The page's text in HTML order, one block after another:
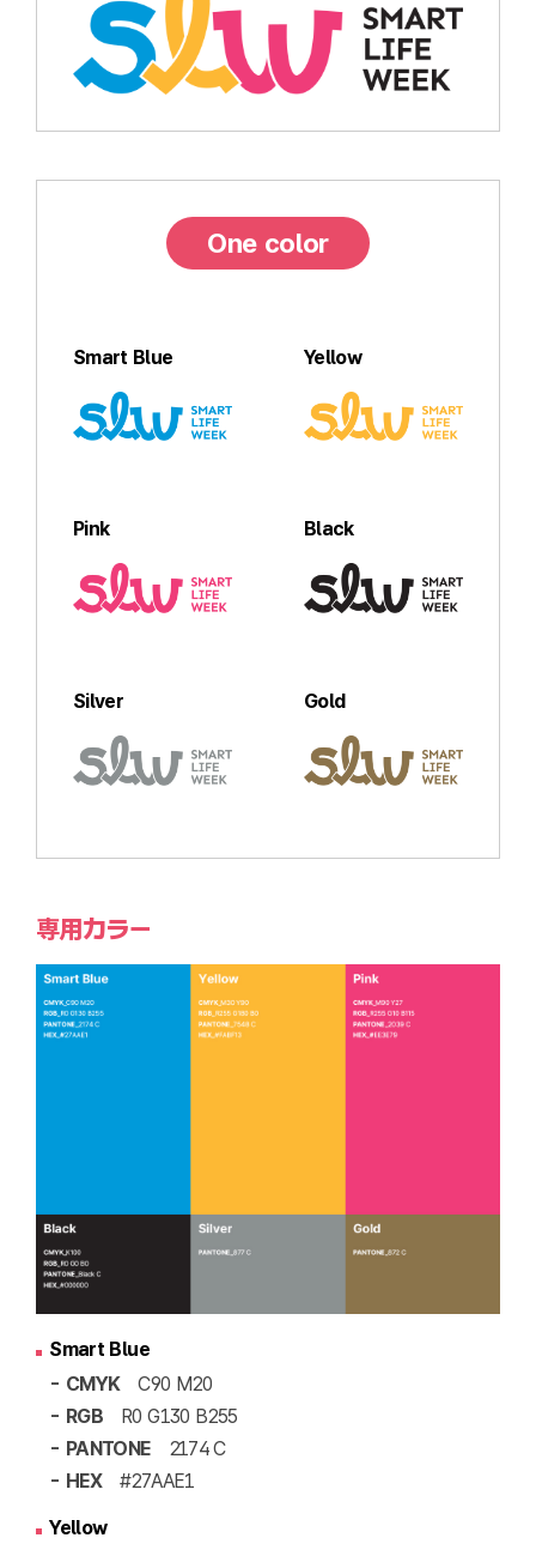
One color
Smart Blue Yellow
Pink Black
Silver Gold
専用カラー
Smart Blue
- CMYK
C90 M20
- RGB
R0 G130 B255
- PANTONE
2174 C
- HEX
#27AAE1
Yellow